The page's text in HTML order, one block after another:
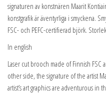
signaturen av konstnären Maarit
konstgrafik är äventyrliga i smyckena.
FSC- och PEFC-certifierad björk.
In english
Laser cut brooch made of Finnish
other side, the signature of the artist
artist’s art graphics are adventurous in